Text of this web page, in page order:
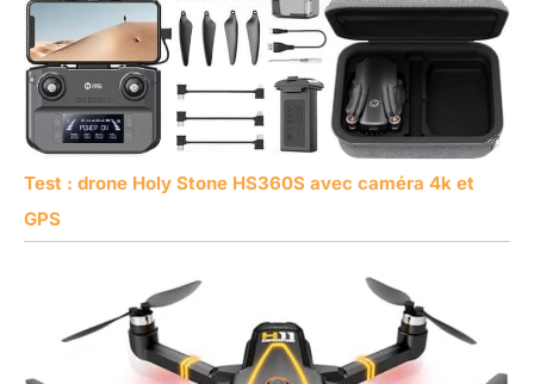
Test : drone Holy Stone HS360S avec caméra 4k et
GPS